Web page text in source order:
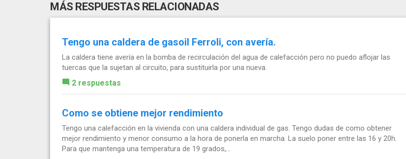
MÁS RESPUESTAS RELACIONADAS
Tengo una caldera de gasoil Ferroli, con avería.
La caldera tiene avería en la bomba de recirculación del agua de calefacción pero no puedo aflojar las
tuercas que la sujetan al circuito, para sustituirla por una nueva.
2 respuestas
Como se obtiene mejor rendimiento
Tengo una calefacción en la vivienda con una caldera individual de gas. Tengo dudas de como obtener
mejor rendimiento y menor consumo a la hora de ponerla en marcha. La suelo poner entre las 16 y 20h.
Para que mantenga una temperatura de 19 grados,...